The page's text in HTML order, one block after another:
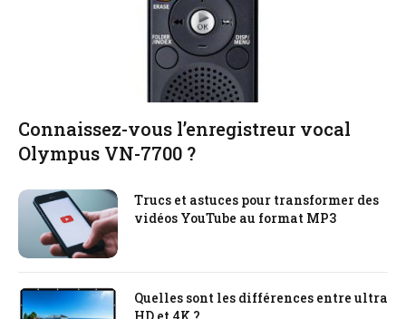
Connaissez-vous l’enregistreur vocal
Olympus VN-7700 ?
Trucs et astuces pour transformer des
vidéos YouTube au format MP3
Quelles sont les différences entre ultra